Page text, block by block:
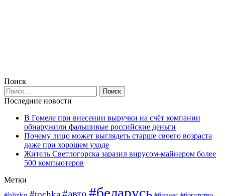
Поиск
Последние новости
В Гомеле при внесении выручки на счёт компании
обнаружили фальшивые российские деньги
Почему лицо может выглядеть старше своего возраста
даже при хорошем уходе
Житель Светлогорска заразил вирусом-майнером более
500 компьютеров
Метки
#беларусь